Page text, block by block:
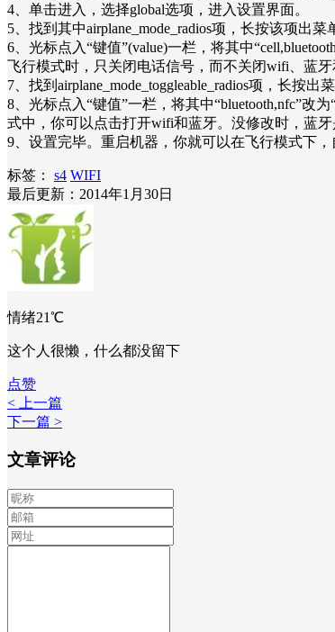
4、单击进入，选择global选项，进入设置界面。
5、找到其中airplane_mode_radios项，长按该项出
6、光标点入“键值”(value)一栏，将其中
飞行模式时，只关闭电话信号，而不关闭wifi、蓝
7、找到airplane_mode_toggleable_radios项，长按出
8、光标点入“键值”一栏，将其中“bluetooth,nfc”改
式中，你可以点击打开wifi和蓝牙。没修改时，蓝
9、设置完毕。重启机器，你就可以在飞行模式下，
标签： s4 WIFI
最后更新：2014年1月30日
情绪21℃
这个人很懒，什么都没留下
点赞
< 上一篇
下一篇 >
文章评论